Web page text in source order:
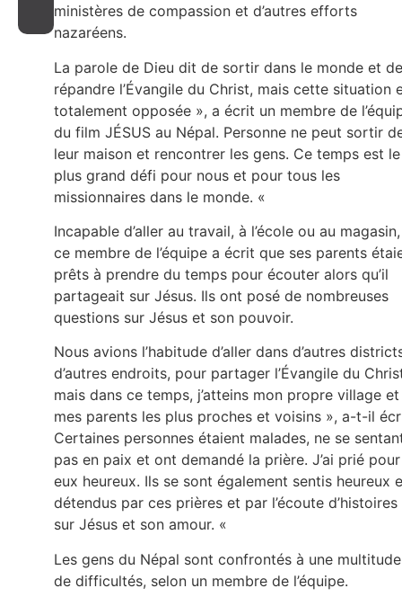
ministères de compassion et d’autres efforts
nazaréens.
La parole de Dieu dit de sortir dans le monde et de
répandre l’Évangile du Christ, mais cette situation
totalement opposée », a écrit un membre de
du film JÉSUS au Népal. Personne ne peut sortir
leur maison et rencontrer les gens. Ce temps est le
plus grand défi pour nous et pour tous les
missionnaires dans le monde. «
Incapable d’aller au travail, à l’école ou au magasin,
ce membre de l’équipe a écrit que ses parents
prêts à prendre du temps pour écouter alors qu’il
partageait sur Jésus. Ils ont posé de nombreuses
questions sur Jésus et son pouvoir.
Nous avions l’habitude d’aller dans d’autres
d’autres endroits, pour partager l’Évangile du
mais dans ce temps, j’atteins mon propre village et
mes parents les plus proches et voisins », a-t-il
Certaines personnes étaient malades, ne se
pas en paix et ont demandé la prière. J’ai prié pour
eux heureux. Ils se sont également sentis heureux
détendus par ces prières et par l’écoute d’histoires
sur Jésus et son amour. «
Les gens du Népal sont confrontés à une multitude
de difficultés, selon un membre de l’équipe.